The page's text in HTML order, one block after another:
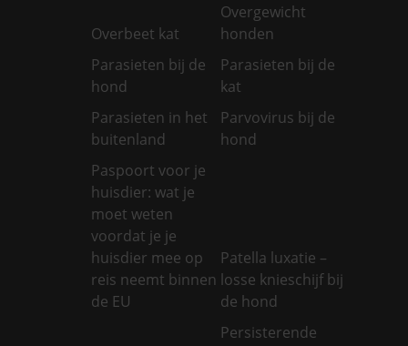
Overbeet kat
Overgewicht
honden
Parasieten bij de
hond
Parasieten bij de
kat
Parasieten in het
buitenland
Parvovirus bij de
hond
Paspoort voor je
huisdier: wat je
moet weten
voordat je je
huisdier mee op
reis neemt binnen
de EU
Patella luxatie –
losse knieschijf bij
de hond
Persisterende